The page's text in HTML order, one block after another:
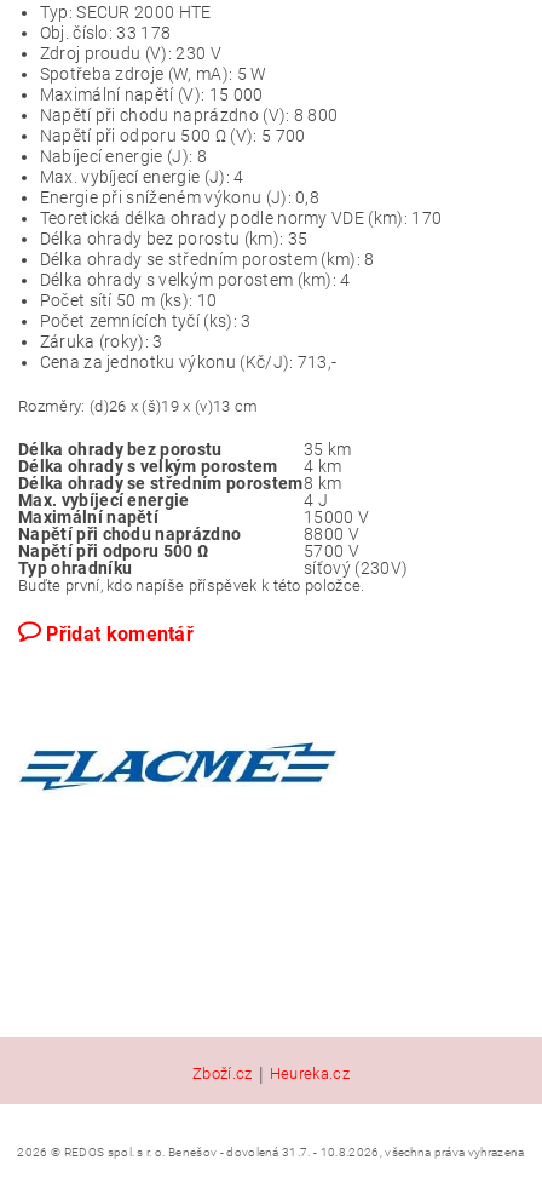
Typ: SECUR 2000 HTE
Obj. číslo: 33 178
Zdroj proudu (V): 230 V
Spotřeba zdroje (W, mA): 5 W
Maximální napětí (V): 15 000
Napětí při chodu naprázdno (V): 8 800
Napětí při odporu 500 Ω (V): 5 700
Nabíjecí energie (J): 8
Max. vybíjecí energie (J): 4
Energie při sníženém výkonu (J): 0,8
Teoretická délka ohrady podle normy VDE (km): 170
Délka ohrady bez porostu (km): 35
Délka ohrady se středním porostem (km): 8
Délka ohrady s velkým porostem (km): 4
Počet sítí 50 m (ks): 10
Počet zemnících tyčí (ks): 3
Záruka (roky): 3
Cena za jednotku výkonu (Kč/J): 713,-
Rozměry: (d)26 x (š)19 x (v)13 cm
Délka ohrady bez porostu
35 km
Délka ohrady s velkým porostem
4 km
Délka ohrady se středním porostem8 km
Max. vybíjecí energie
4 J
Maximální napětí
15000 V
Napětí při chodu naprázdno
8800 V
Napětí při odporu 500 Ω
5700 V
Typ ohradníku
síťový (230V)
Buďte první, kdo napíše příspěvek k této položce.
Přidat komentář
Zboží.cz | Heureka.cz
2026 © REDOS spol. s r. o. Benešov - dovolená 31.7. - 10.8.2026, všechna práva vyhrazena